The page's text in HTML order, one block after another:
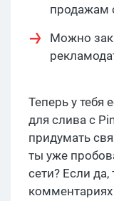
продажам
Можно
Теперь у тебя
для слива с
придумать
ты уже
сети? Если
комментариях